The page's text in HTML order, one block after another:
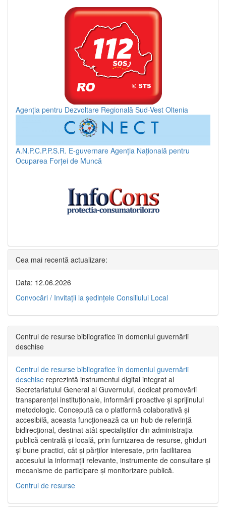
Agenția pentru Dezvoltare Regională Sud-Vest Oltenia
A.N.P.C.P.P.S.R. E-guvernare Agenția Națională pentru
Ocuparea Forței de Muncă
Cea mai recentă actualizare:
Data: 12.06.2026
Convocări / Invitaţii la şedinţele Consiliului Local
Centrul de resurse bibliografice în domeniul guvernării
deschise
Centrul de resurse bibliografice în domeniul guvernării
deschise reprezintă instrumentul digital integrat al
Secretariatului General al Guvernului, dedicat promovării
transparenței instituționale, informării proactive și sprijinului
metodologic. Concepută ca o platformă colaborativă și
accesibilă, aceasta funcționează ca un hub de referință
bidirecțional, destinat atât specialiștilor din administrația
publică centrală și locală, prin furnizarea de resurse, ghiduri
și bune practici, cât și părților interesate, prin facilitarea
accesului la informații relevante, instrumente de consultare și
mecanisme de participare și monitorizare publică.
Centrul de resurse